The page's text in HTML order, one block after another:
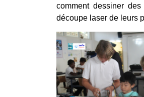
comment dessiner
découpe laser de leurs